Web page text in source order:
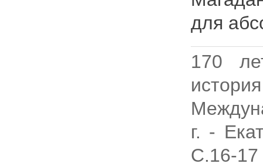
для
170
г. -
С.16-17